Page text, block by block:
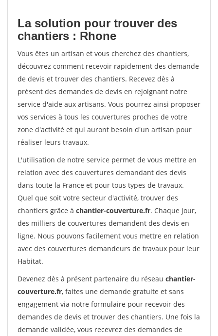
La solution pour trouver des
chantiers : Rhone
Vous êtes un artisan et vous cherchez des chantiers,
découvrez comment recevoir rapidement des demande
de devis et trouver des chantiers. Recevez dès à
présent des demandes de devis en rejoignant notre
service d'aide aux artisans. Vous pourrez ainsi proposer
vos services à tous les couvertures proches de votre
zone d'activité et qui auront besoin d'un artisan pour
réaliser leurs travaux.
L'utilisation de notre service permet de vous mettre en
relation avec des couvertures demandant des devis
dans toute la France et pour tous types de travaux.
Quel que soit votre secteur d'activité, trouver des
chantiers grâce à chantier-couverture.fr. Chaque jour,
des milliers de couvertures demandent des devis en
ligne. Nous pouvons facilement vous mettre en relation
avec des couvertures demandeurs de travaux pour leur
Habitat.
Devenez dès à présent partenaire du réseau chantier-
couverture.fr, faites une demande gratuite et sans
engagement via notre formulaire pour recevoir des
demandes de devis et trouver des chantiers. Une fois la
demande validée, vous recevrez des demandes de